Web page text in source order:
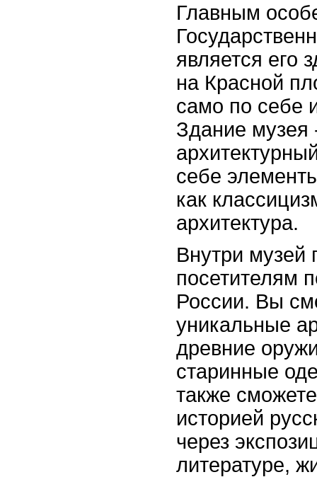
Главным
является его
на Красной
само по себе
Здание музея
себе
как
архитектура.
Внутри музей
посетителям
России. Вы
уникальные
древние
старинные
также
историей
через
литературе,